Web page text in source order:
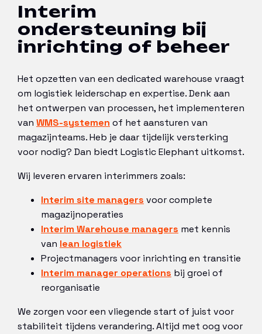
Interim
ondersteuning bij
inrichting of beheer
Het opzetten van een dedicated warehouse vraagt
om logistiek leiderschap en expertise. Denk aan
het ontwerpen van processen, het implementeren
van WMS-systemen of het aansturen van
magazijnteams. Heb je daar tijdelijk versterking
voor nodig? Dan biedt Logistic Elephant uitkomst.
Wij leveren ervaren interimmers zoals:
Interim site managers voor complete
magazijnoperaties
Interim Warehouse managers met kennis
van lean logistiek
Projectmanagers voor inrichting en transitie
Interim manager operations bij groei of
reorganisatie
We zorgen voor een vliegende start of juist voor
stabiliteit tijdens verandering. Altijd met oog voor